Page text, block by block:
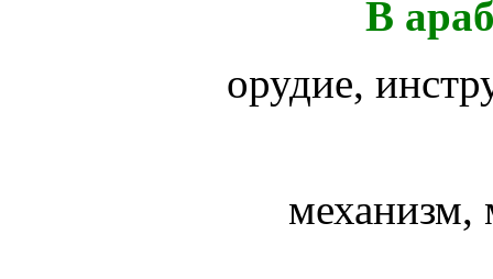
В
орудие,
механизм,